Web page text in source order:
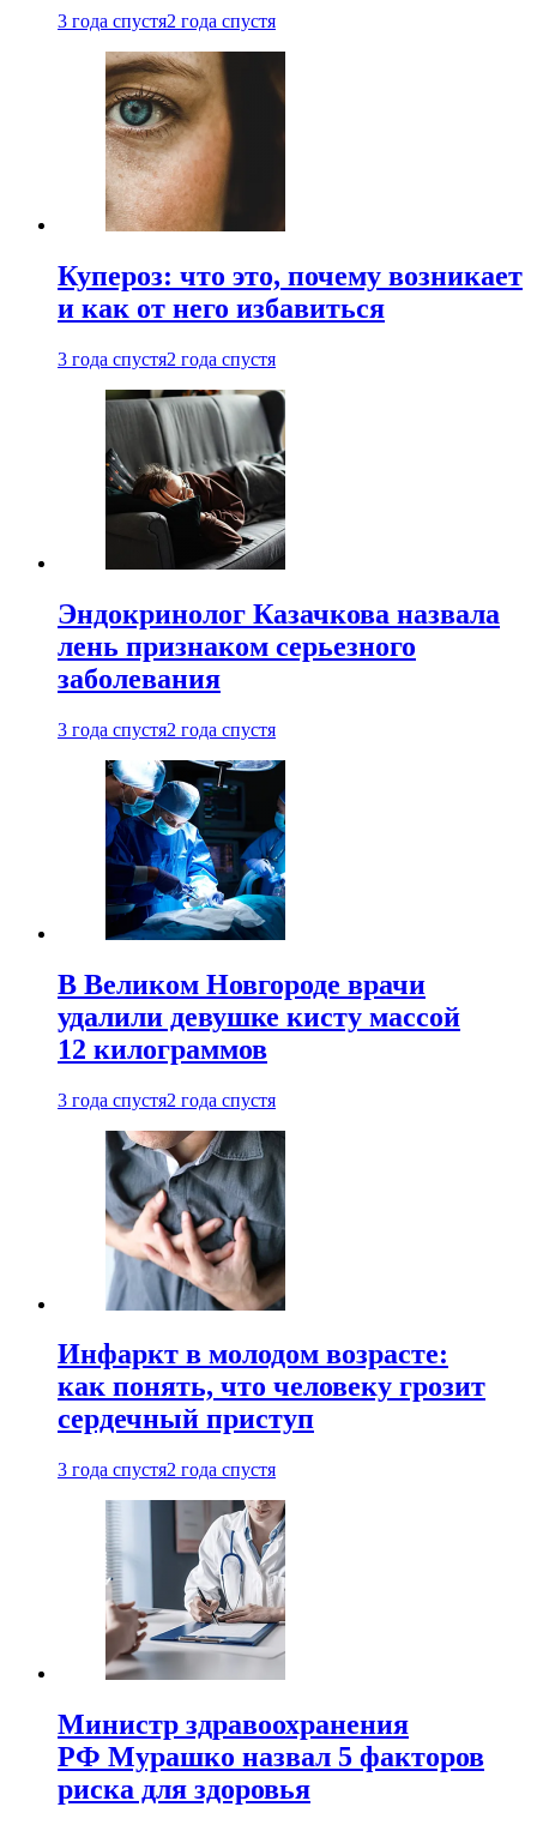
3 года спустя2 года спустя
Купероз: что это, почему возникает
и как от него избавиться
3 года спустя2 года спустя
Эндокринолог Казачкова назвала
лень признаком серьезного
заболевания
3 года спустя2 года спустя
В Великом Новгороде врачи
удалили девушке кисту массой
12 килограммов
3 года спустя2 года спустя
Инфаркт в молодом возрасте:
как понять, что человеку грозит
сердечный приступ
3 года спустя2 года спустя
Министр здравоохранения
РФ Мурашко назвал 5 факторов
риска для здоровья